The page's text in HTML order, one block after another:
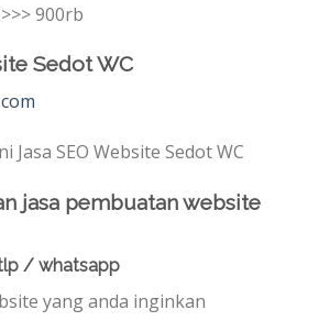
>>> 900rb
Sedot WC
Jasa SEO Website Sedot WC
jasa pembuatan website
/ whatsapp
yang anda inginkan